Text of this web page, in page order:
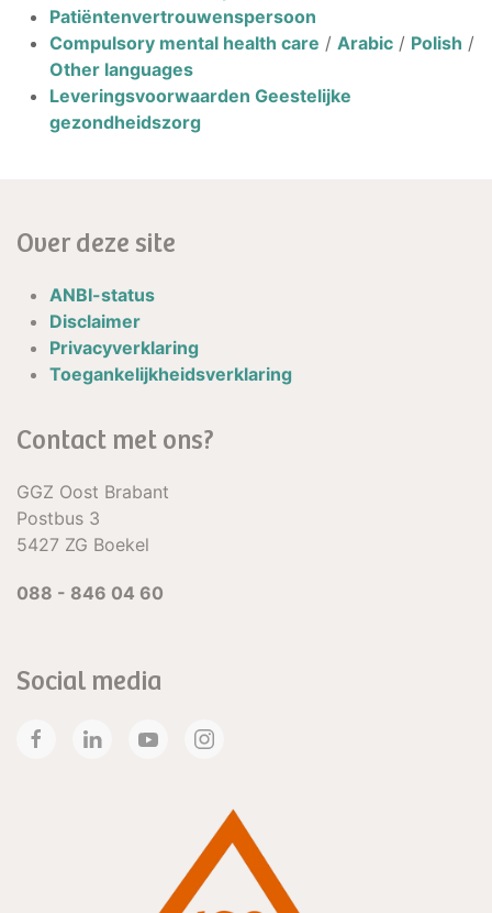
Patiëntenvertrouwenspersoon
Compulsory mental health care / Arabic / Polish /
Other languages
Leveringsvoorwaarden Geestelijke
gezondheidszorg
Over deze site
ANBI-status
Disclaimer
Privacyverklaring
Toegankelijkheidsverklaring
Contact met ons?
GGZ Oost Brabant
Postbus 3
5427 ZG Boekel
088 - 846 04 60
Social media